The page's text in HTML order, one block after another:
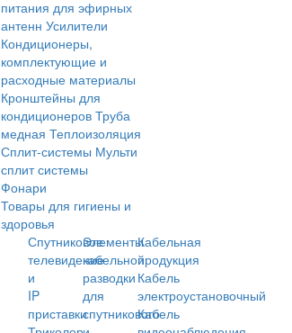
питания для эфирных
антенн Усилители
Кондиционеры,
комплектующие и
расходные материалы
Кронштейны для
кондиционеров Труба
медная Теплоизоляция
Сплит-системы Мульти
сплит системы
Фонари
Товары для гигиены и
здоровья
Спутниковое
телевидение
и
IP
приставки
Элементы
кабельной
разводки
для
спутникового
Кабельная
продукция
Кабель
электроустановочный
Кабель